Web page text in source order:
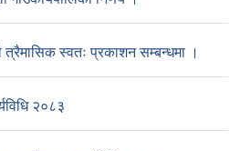
स्वतः प्रकाशन सम्बन्धमा ।
२०८३